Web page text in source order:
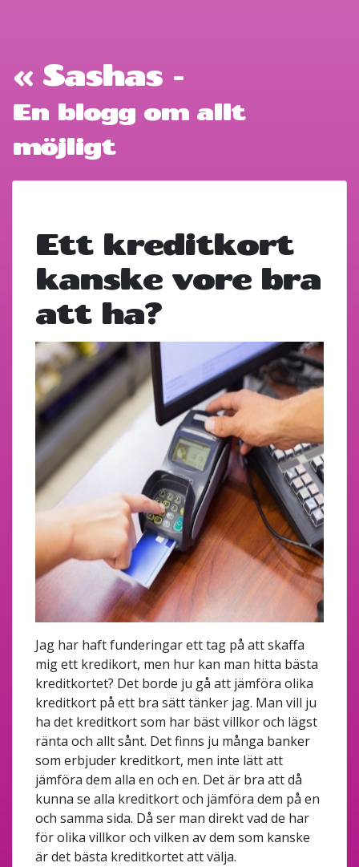
« Sashas -
En blogg om allt
möjligt
Ett kreditkort
kanske vore bra
att ha?
Jag har haft funderingar ett tag på att skaffa
mig ett kredikort, men hur kan man hitta bästa
kreditkortet? Det borde ju gå att jämföra olika
kreditkort på ett bra sätt tänker jag. Man vill ju
ha det kreditkort som har bäst villkor och lägst
ränta och allt sånt. Det finns ju många banker
som erbjuder kreditkort, men inte lätt att
jämföra dem alla en och en. Det är bra att då
kunna se alla kreditkort och jämföra dem på en
och samma sida. Då ser man direkt vad de har
för olika villkor och vilken av dem som kanske
är det bästa kreditkortet att välja.